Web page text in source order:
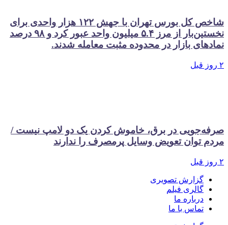
شاخص کل بورس تهران با جهش ۱۲۲ هزار واحدی برای
نخستین‌بار از مرز ۵.۴ میلیون واحد عبور کرد و ۹۸ درصد
بازار در محدوده مثبت معامله شدند.
در برق، خاموش کردن یک دو لامپ نیست /
توان تعویض وسایل پرمصرف را ندارند
گزارش تصویری
گالری فیلم
درباره ما
تماس با ما